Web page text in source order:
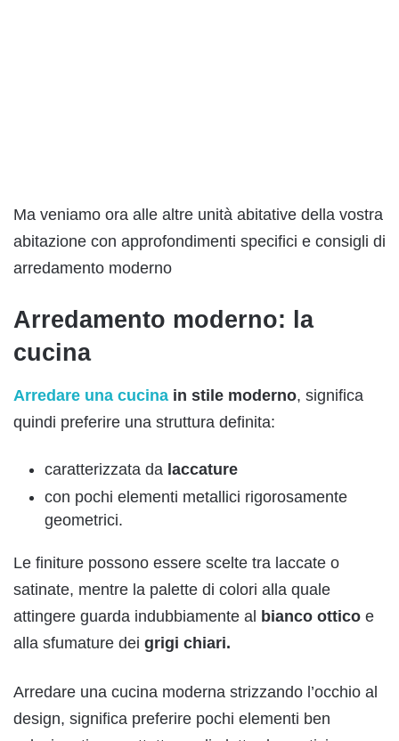
Ma veniamo ora alle altre unità abitative della vostra
abitazione con approfondimenti specifici e consigli di
arredamento moderno
Arredamento moderno: la
cucina
Arredare una cucina in stile moderno, significa
quindi preferire una struttura definita:
caratterizzata da laccature
con pochi elementi metallici rigorosamente
geometrici.
Le finiture possono essere scelte tra laccate o
satinate, mentre la palette di colori alla quale
attingere guarda indubbiamente al bianco ottico e
alla sfumature dei grigi chiari.
Arredare una cucina moderna strizzando l’occhio al
design, significa preferire pochi elementi ben